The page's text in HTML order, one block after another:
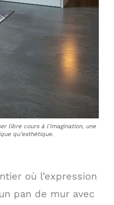
libre cours à l’imagination, une
qu’esthétique.
où l’expression
pan de mur avec